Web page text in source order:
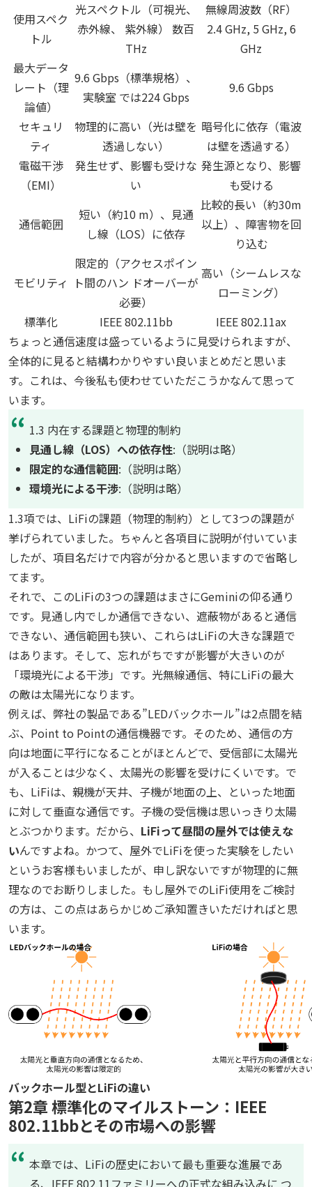
使用スペク
トル
光スペクトル（可視光、
赤外線、 紫外線） 数百
THz
無線周波数（RF）
2.4 GHz, 5 GHz, 6
GHz
最大データ
レート（理
論値）
9.6 Gbps（標準規格）、
実験室 では224 Gbps
9.6 Gbps
セキュリ
ティ
物理的に高い（光は壁を
透過しない）
暗号化に依存（電波
は壁を透過する）
電磁干渉
（EMI）
発生せず、影響も受けな
い
発生源となり、影響
も受ける
通信範囲
短い（約10 m）、見通
し線（LOS）に依存
比較的長い（約30m
以上）、障害物を回
り込む
モビリティ
限定的（アクセスポイン
ト間のハン ドオーバーが
必要）
高い（シームレスな
ローミング）
標準化
IEEE 802.11bb
IEEE 802.11ax
ちょっと通信速度は盛っているように見受けられますが、
全体的に見ると結構わかりやすい良いまとめだと思いま
す。これは、今後私も使わせていただこうかなんて思って
います。
1.3 内在する課題と物理的制約
見通し線（LOS）への依存性:（説明は略）
限定的な通信範囲:（説明は略）
環境光による干渉:（説明は略）
1.3項では、LiFiの課題（物理的制約）として3つの課題が
挙げられていました。ちゃんと各項目に説明が付いていま
したが、項目名だけで内容が分かると思いますので省略し
てます。
それで、このLiFiの3つの課題はまさにGeminiの仰る通り
です。見通し内でしか通信できない、遮蔽物があると通信
できない、通信範囲も狭い、これらはLiFiの大きな課題で
はあります。そして、忘れがちですが影響が大きいのが
「環境光による干渉」です。光無線通信、特にLiFiの最大
の敵は太陽光になります。
例えば、弊社の製品である”LEDバックホール”は2点間を結
ぶ、Point to Pointの通信機器です。そのため、通信の方
向は地面に平行になることがほとんどで、受信部に太陽光
が入ることは少なく、太陽光の影響を受けにくいです。で
も、LiFiは、親機が天井、子機が地面の上、といった地面
に対して垂直な通信です。子機の受信機は思いっきり太陽
とぶつかります。だから、 LiFiって昼間の屋外では使えな
いんですよね。かつて、屋外でLiFiを使った実験をしたい
というお客様もいましたが、申し訳ないですが物理的に無
理なのでお断りしました。もし屋外でのLiFi使用をご検討
の方は、この点はあらかじめご承知置きいただければと思
います。
バックホール型とLiFiの違い
第2章 標準化のマイルストーン：IEEE
802.11bbとその市場への影響
本章では、LiFiの歴史において最も重要な進展であ
る、IEEE 802.11ファミリーへの正式な組み込みに つ